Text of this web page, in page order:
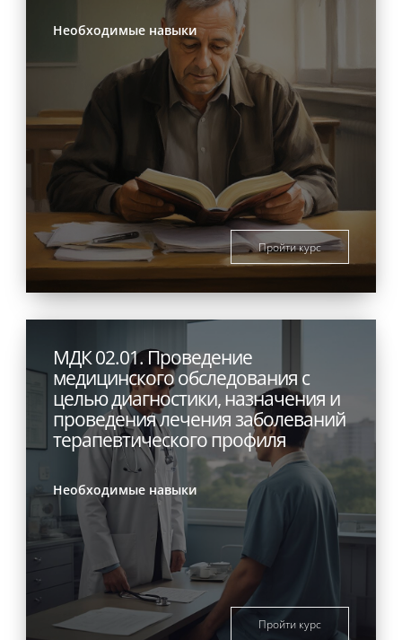
Необходимые навыки
Пройти курс
МДК 02.01. Проведение
медицинского обследования с
целью диагностики, назначения и
проведения лечения заболеваний
терапевтического профиля
Необходимые навыки
Пройти курс